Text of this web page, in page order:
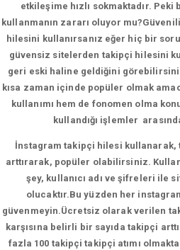
etkileşime hızlı sokmaktadır.
kullanmanın zararı oluyor
hilesini kullanırsanız eğer hiç bir
güvensiz sitelerden takipçi hilesini
geri eski haline geldiğini
kısa zaman içinde popüler olmak
kullanımı hem de fonomen olma
kullandığı işlemler
İnstagram takipçi hilesi kullanarak,
arttırarak, popüler olabilirsiniz.
şey, kullanıcı adı ve şifreleri ile
olucaktır.Bu yüzden her
güvenmeyin.Ücretsiz olarak verilen
karşısına belirli bir sayıda takipçi
fazla 100 takipçi takipçi atımı